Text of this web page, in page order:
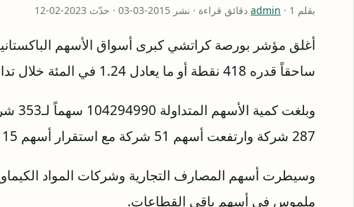
بقلم admin · 1 دقائق قراءة · نشر 2015-03-03 · حدّث 2023-02-12
ساحقاً قدره 418 نقطة أو ما يعادل 1.24 في المئة خلال تداولات أمس الاثنين.
287 شركة وارتفعت أسهم 51 شركة مع استقرار أسهم 15 شركة.
وسيطرت أسهم المصارف التجارية وشركات المواد
ملموس في أسهم باقي القطاعات.